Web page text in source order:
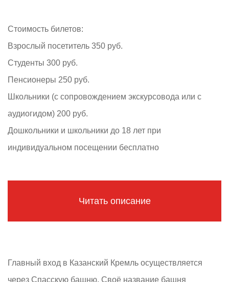
Стоимость билетов:
Взрослый посетитель 350 руб.
Студенты 300 руб.
Пенсионеры 250 руб.
Школьники (с сопровождением экскурсовода или с
аудиогидом) 200 руб.
Дошкольники и школьники до 18 лет при
индивидуальном посещении бесплатно
Читать описание
Главный вход в Казанский Кремль осуществляется
через Спасскую башню. Своё название башня